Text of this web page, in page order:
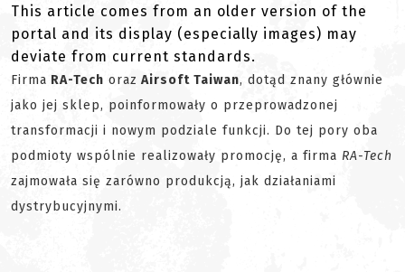
This article comes from an older version of the
portal and its display (especially images) may
deviate from current standards.
Firma RA-Tech oraz Airsoft Taiwan, dotąd znany głównie
jako jej sklep, poinformowały o przeprowadzonej
transformacji i nowym podziale funkcji. Do tej pory oba
podmioty wspólnie realizowały promocję, a firma RA-Tech
zajmowała się zarówno produkcją, jak działaniami
dystrybucyjnymi.